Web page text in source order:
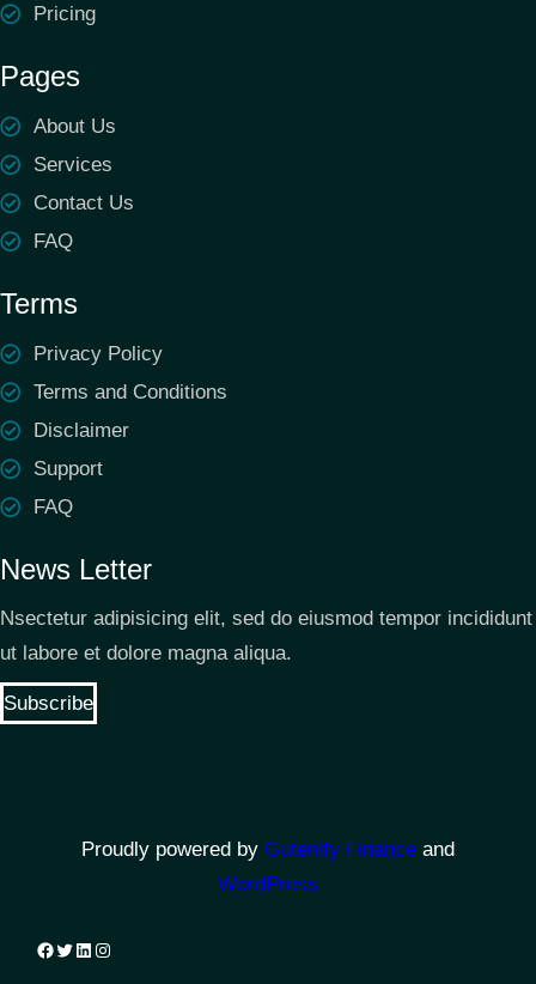
Pricing
Pages
About Us
Services
Contact Us
FAQ
Terms
Privacy Policy
Terms and Conditions
Disclaimer
Support
FAQ
News Letter
Nsectetur adipisicing elit, sed do eiusmod tempor incididunt
ut labore et dolore magna aliqua.
Subscribe
Proudly powered by Gutenify Finance and
WordPress
Facebook
Twitter
LinkedIn
Instagram